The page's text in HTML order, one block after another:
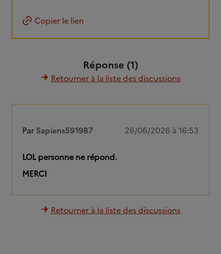
Copier le lien
Réponse (1)
Retourner à la liste des discussions
Par Sapiens591987 26/06/2026 à 16:53
LOL personne ne répond.
MERCI
Retourner à la liste des discussions